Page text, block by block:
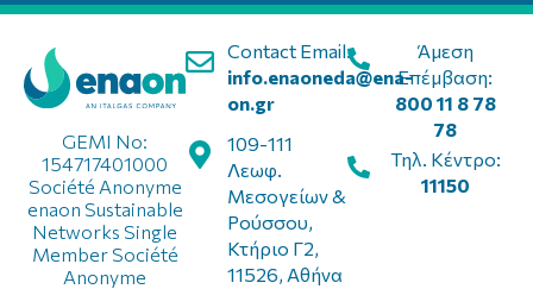
Contact Email:
info.enaoneda@ena-
on.gr
109-111
Λεωφ.
Μεσογείων &
Ρούσσου,
Κτήριο Γ2,
11526, Αθήνα
GEMI No:
154717401000
Société Anonyme
enaon Sustainable
Networks Single
Member Société
Anonyme
Άμεση
Επέμβαση:
800 11 8 78
78
Τηλ. Κέντρο:
11150